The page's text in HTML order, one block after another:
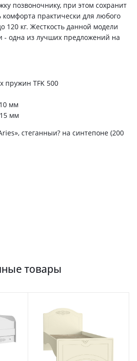
позвоночнику, при этом сохранит
практически для любого
120 кг. Жесткость данной модели
- одна из лучших предложений на
пружин TFK 500
мм
мм
стеганныи? на синтепоне (200
товары